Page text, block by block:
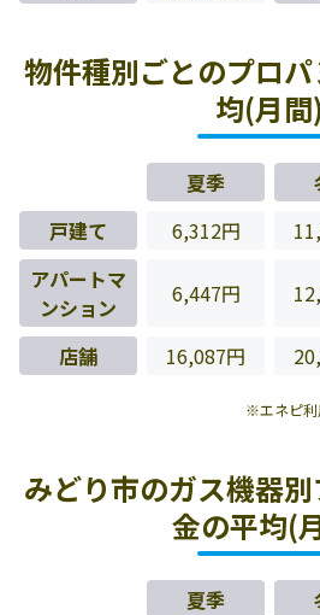
物件種別ごとのプロ
均(月間)
夏季
戸建て
6,312円
アパートマ
ンション
6,447円
店舗 16,087円
※エネピ利
みどり市のガス機器
金の平均(
夏季